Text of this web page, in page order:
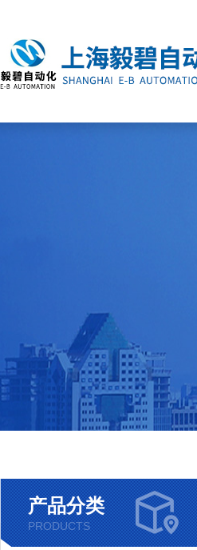
产品分类
PRODUCTS